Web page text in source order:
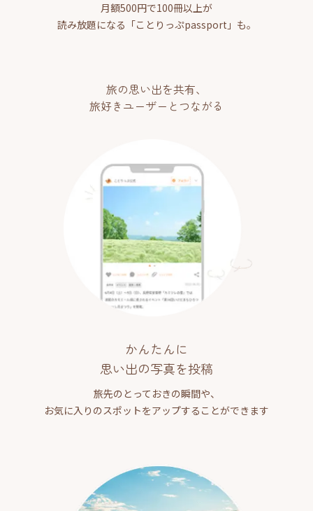
月額500円で100冊以上が
読み放題になる「ことりっぷpassport」も。
旅の思い出を共有、
旅好きユーザーとつながる
かんたんに
思い出の写真を投稿
旅先のとっておきの瞬間や、
お気に入りのスポットをアップすることができます